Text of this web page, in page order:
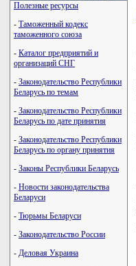
Полезные ресурсы
- Таможенный кодекс
таможенного союза
- Каталог предприятий и
организаций СНГ
- Законодательство Республики
Беларусь по темам
- Законодательство Республики
Беларусь по дате принятия
- Законодательство Республики
Беларусь по органу принятия
- Законы Республики Беларусь
- Новости законодательства
Беларуси
- Тюрьмы Беларуси
- Законодательство России
- Деловая Украина